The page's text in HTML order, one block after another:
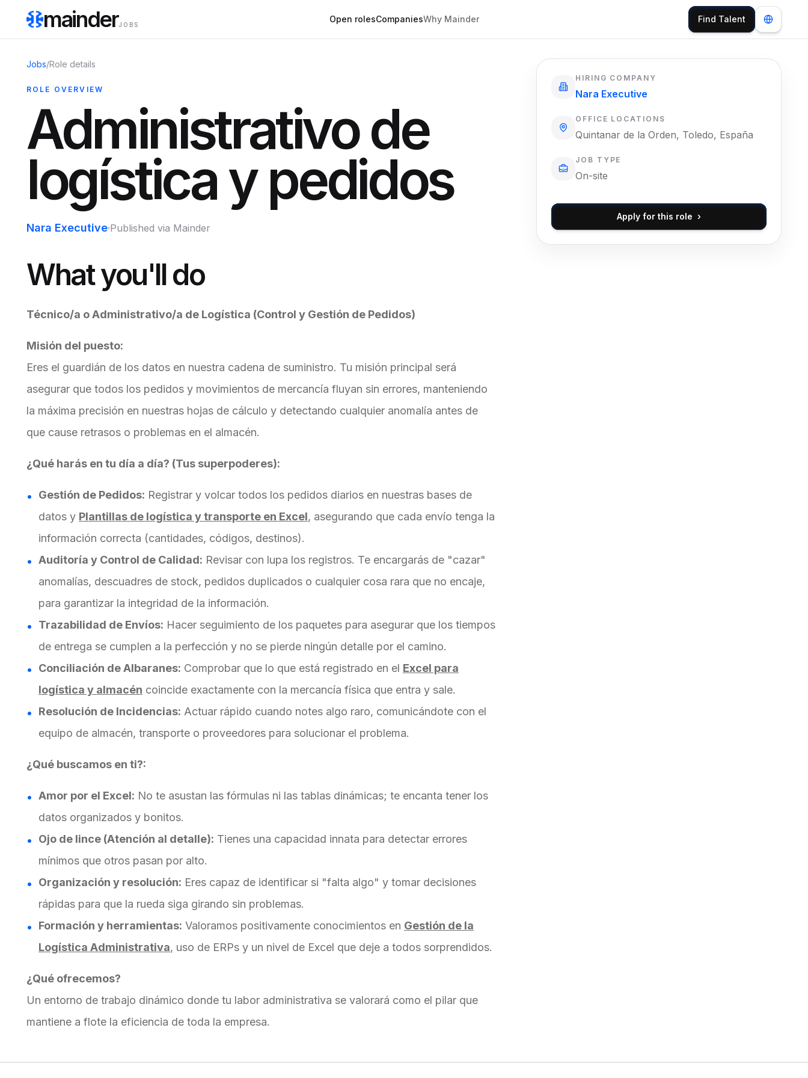
mainderJOBS
Open rolesCompaniesWhy Mainder Find Talent
Jobs/Role details
ROLE OVERVIEW
Administrativo de
logística y pedidos
Nara Executive Published via Mainder
What you'll do
Técnico/a o Administrativo/a de Logística (Control y Gestión de Pedidos)
Misión del puesto:
Eres el guardián de los datos en nuestra cadena de suministro. Tu misión principal será
asegurar que todos los pedidos y movimientos de mercancía fluyan sin errores, manteniendo
la máxima precisión en nuestras hojas de cálculo y detectando cualquier anomalía antes de
que cause retrasos o problemas en el almacén.
¿Qué harás en tu día a día? (Tus superpoderes):
Gestión de Pedidos: Registrar y volcar todos los pedidos diarios en nuestras bases de
datos y Plantillas de logística y transporte en Excel, asegurando que cada envío tenga la
información correcta (cantidades, códigos, destinos).
Auditoría y Control de Calidad: Revisar con lupa los registros. Te encargarás de "cazar"
anomalías, descuadres de stock, pedidos duplicados o cualquier cosa rara que no encaje,
para garantizar la integridad de la información.
Trazabilidad de Envíos: Hacer seguimiento de los paquetes para asegurar que los tiempos
de entrega se cumplen a la perfección y no se pierde ningún detalle por el camino.
Conciliación de Albaranes: Comprobar que lo que está registrado en el Excel para
logística y almacén coincide exactamente con la mercancía física que entra y sale.
Resolución de Incidencias: Actuar rápido cuando notes algo raro, comunicándote con el
equipo de almacén, transporte o proveedores para solucionar el problema.
¿Qué buscamos en ti?:
Amor por el Excel: No te asustan las fórmulas ni las tablas dinámicas; te encanta tener los
datos organizados y bonitos.
Ojo de lince (Atención al detalle): Tienes una capacidad innata para detectar errores
mínimos que otros pasan por alto.
Organización y resolución: Eres capaz de identificar si "falta algo" y tomar decisiones
rápidas para que la rueda siga girando sin problemas.
Formación y herramientas: Valoramos positivamente conocimientos en Gestión de la
Logística Administrativa, uso de ERPs y un nivel de Excel que deje a todos sorprendidos.
¿Qué ofrecemos?
Un entorno de trabajo dinámico donde tu labor administrativa se valorará como el pilar que
mantiene a flote la eficiencia de toda la empresa.
HIRING COMPANY
Nara Executive
OFFICE LOCATIONS
Quintanar de la Orden, Toledo, España
JOB TYPE
On-site
Apply for this role ›